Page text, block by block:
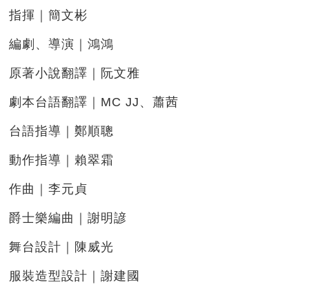
指揮｜簡文彬
編劇、導演｜鴻鴻
原著小說翻譯｜阮文雅
劇本台語翻譯｜MC JJ、蕭茜
台語指導｜鄭順聰
動作指導｜賴翠霜
作曲｜李元貞
爵士樂編曲｜謝明諺
舞台設計｜陳威光
服裝造型設計｜謝建國